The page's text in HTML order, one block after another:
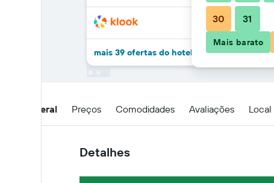
mais 39 ofertas do hotel Baiyoke Sky Hotel
Visão geral Preços Comodidades Avaliações Local
Detalhes
30 31
Mais barato